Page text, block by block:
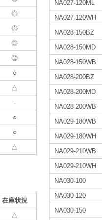
NA027-120ML
NA027-120WH
NA028-150BZ
NA028-150MD
NA028-150WB
NA028-200BZ
NA028-200MD
NA028-200WB
NA029-180WB
NA029-180WH
NA029-210WB
NA029-210WH
NA030-100
NA030-120
NA030-150
◎
◎
◎
◎
○
△
-
○
○
△
在庫状況
△